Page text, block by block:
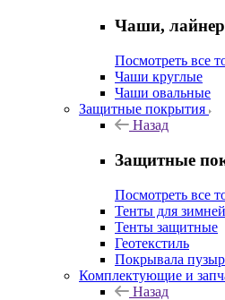
Чаши,
Посмотреть все
Чаши круглые
Чаши овальные
Защитные покрытия
Назад
Защитные
Посмотреть все
Тенты для
Тенты защитные
Геотекстиль
Покрывала
Комплектующие и
Назад